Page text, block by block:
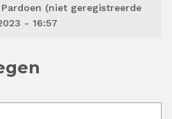
Pardoen (niet geregistreerde
- 16:57